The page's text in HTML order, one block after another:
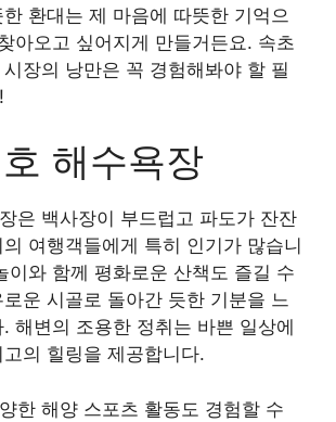
환대는 제 마음에 따뜻한 기억으
아오고 싶어지게 만들거든요. 속초
장의 낭만은 꼭 경험해봐야 할 필
해수욕장
은 백사장이 부드럽고 파도가 잔잔
여행객들에게 특히 인기가 많습니
이와 함께 평화로운 산책도 즐길 수
운 시골로 돌아간 듯한 기분을 느
해변의 조용한 정취는 바쁜 일상에
의 힐링을 제공합니다.
한 해양 스포츠 활동도 경험할 수